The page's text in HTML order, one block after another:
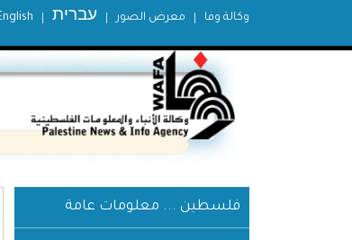
עברית معرض الصور وكالة وفا
فلسطين ... معلومات عامة